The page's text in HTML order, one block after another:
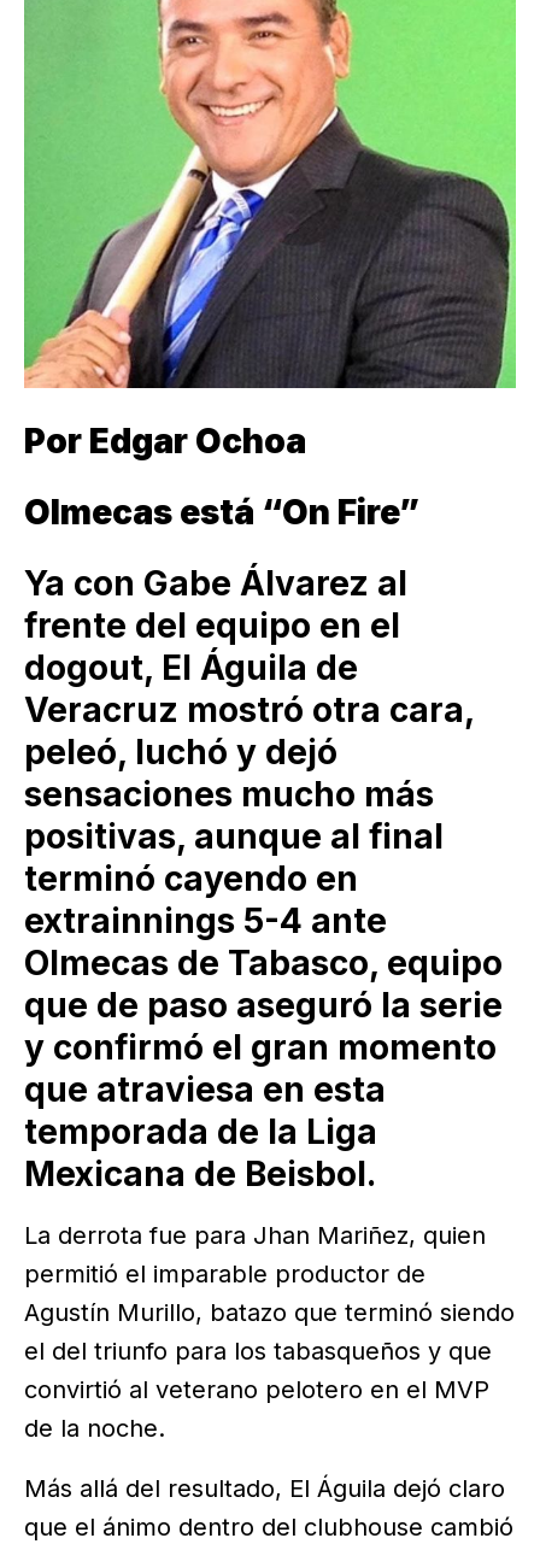
Por Edgar Ochoa
Olmecas está “On Fire”
Ya con Gabe Álvarez al
frente del equipo en el
dogout, El Águila de
Veracruz mostró otra cara,
peleó, luchó y dejó
sensaciones mucho más
positivas, aunque al final
terminó cayendo en
extrainnings 5-4 ante
Olmecas de Tabasco, equipo
que de paso aseguró la serie
y confirmó el gran momento
que atraviesa en esta
temporada de la Liga
Mexicana de Beisbol.
La derrota fue para Jhan Mariñez, quien
permitió el imparable productor de
Agustín Murillo, batazo que terminó siendo
el del triunfo para los tabasqueños y que
convirtió al veterano pelotero en el MVP
de la noche.
Más allá del resultado, El Águila dejó claro
que el ánimo dentro del clubhouse cambió